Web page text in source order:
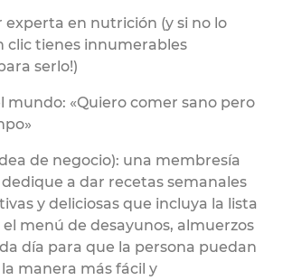
experta en nutrición (y si no lo
clic tienes innumerables
serlo!)
mundo: «Quiero comer sano pero
de negocio): una membresía
a dar recetas semanales
y deliciosas que incluya la lista
menú de desayunos, almuerzos
día para que la persona puedan
manera más fácil y